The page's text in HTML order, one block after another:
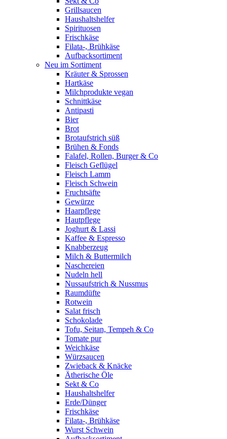
Grillsaucen
Haushaltshelfer
Spirituosen
Frischkäse
Filata-, Brühkäse
Aufbacksortiment
Neu im Sortiment
Kräuter & Sprossen
Hartkäse
Milchprodukte vegan
Schnittkäse
Antipasti
Bier
Brot
Brotaufstrich süß
Brühen & Fonds
Falafel, Rollen, Burger & Co
Fleisch Geflügel
Fleisch Lamm
Fleisch Schwein
Fruchtsäfte
Gewürze
Haarpflege
Hautpflege
Joghurt & Lassi
Kaffee & Espresso
Knabberzeug
Milch & Buttermilch
Naschereien
Nudeln hell
Nussaufstrich & Nussmus
Raumdüfte
Rotwein
Salat frisch
Schokolade
Tofu, Seitan, Tempeh & Co
Tomate pur
Weichkäse
Würzsaucen
Zwieback & Knäcke
Ätherische Öle
Sekt & Co
Haushaltshelfer
Erde/Dünger
Frischkäse
Filata-, Brühkäse
Wurst Schwein